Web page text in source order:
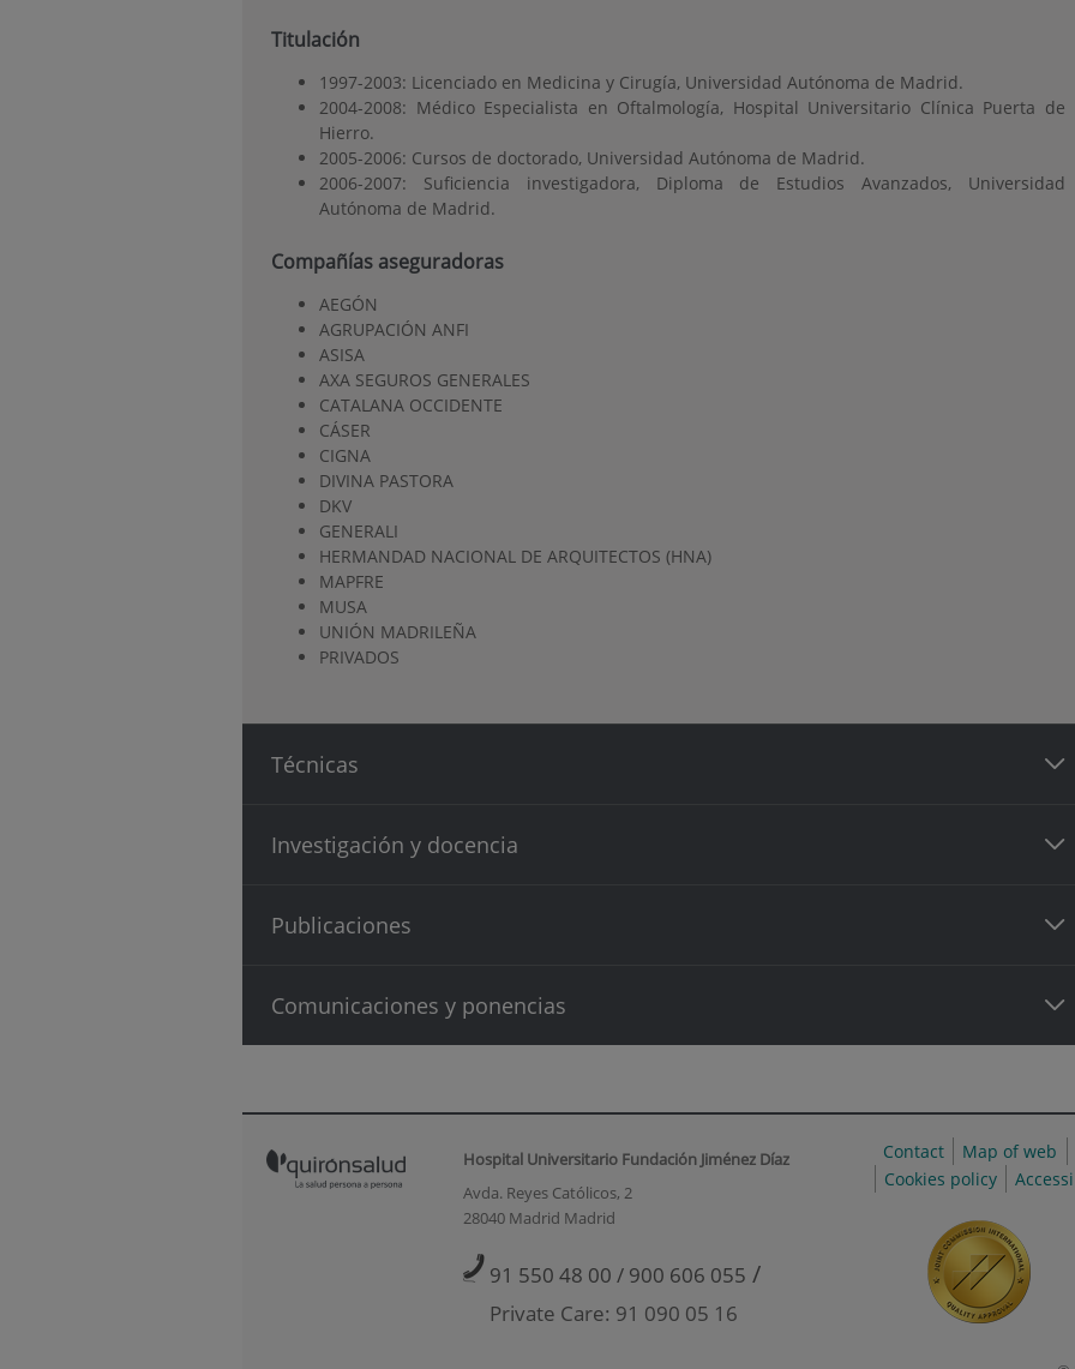
Titulación
1997-2003: Licenciado en Medicina y Cirugía, Universidad Autónoma de Madrid.
2004-2008: Médico Especialista en Oftalmología, Hospital Universitario Clínica Puerta de
Hierro.
2005-2006: Cursos de doctorado, Universidad Autónoma de Madrid.
2006-2007: Suficiencia investigadora, Diploma de Estudios Avanzados, Universidad
Autónoma de Madrid.
Compañías aseguradoras
AEGÓN
AGRUPACIÓN ANFI
ASISA
AXA SEGUROS GENERALES
CATALANA OCCIDENTE
CÁSER
CIGNA
DIVINA PASTORA
DKV
GENERALI
HERMANDAD NACIONAL DE ARQUITECTOS (HNA)
MAPFRE
MUSA
UNIÓN MADRILEÑA
PRIVADOS
Técnicas
Investigación y docencia
Publicaciones
Comunicaciones y ponencias
Hospital Universitario Fundación Jiménez Díaz
Avda. Reyes Católicos, 2
28040 Madrid Madrid
91 550 48 00 / 900 606 055 /
Private Care: 91 090 05 16
Contact
Map of web
Cookies policy